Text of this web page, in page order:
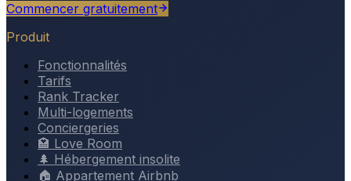
Commencer gratuitement
Produit
Fonctionnalités
Tarifs
Rank Tracker
Multi-logements
Conciergeries
🏩 Love Room
🌲 Hébergement insolite
🏠 Appartement Airbnb